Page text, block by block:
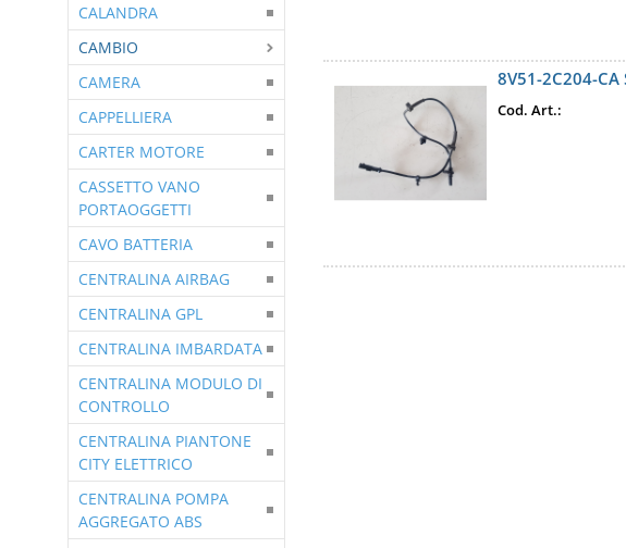
CALANDRA
CAMBIO
CAMERA
CAPPELLIERA
CARTER MOTORE
CASSETTO VANO
PORTAOGGETTI
CAVO BATTERIA
CENTRALINA AIRBAG
CENTRALINA GPL
CENTRALINA IMBARDATA
CENTRALINA MODULO DI
CONTROLLO
CENTRALINA PIANTONE
CITY ELETTRICO
CENTRALINA POMPA
AGGREGATO ABS
8V51-2C204-CA
Cod. Art.: